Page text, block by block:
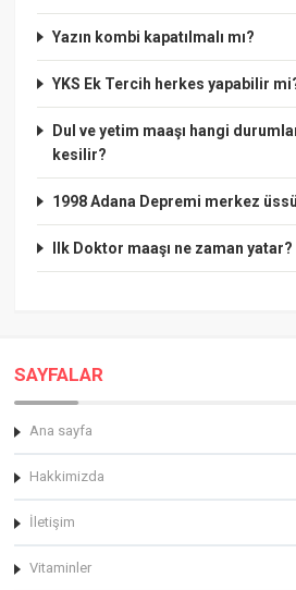
Yazın kombi kapatılmalı mı?
YKS Ek Tercih herkes yapabilir
Dul ve yetim maaşı hangi
kesilir?
1998 Adana Depremi merkez
Ilk Doktor maaşı ne zaman yatar?
SAYFALAR
Ana sayfa
Hakkimizda
İletişim
Vitaminler